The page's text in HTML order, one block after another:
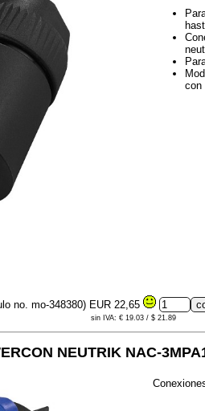
con
no. mo-348380) EUR 22,65
sin IVA: € 19.03 / $ 21.89
NEUTRIK NAC-